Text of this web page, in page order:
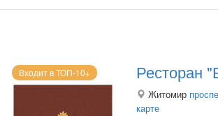
Входит в ТОП-10+ Ресторан
Житомир
карте